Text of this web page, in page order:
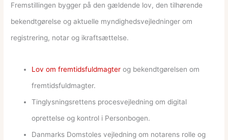
Fremstillingen bygger på den gældende lov, den tilhørende
bekendtgørelse og aktuelle myndighedsvejledninger om
registrering, notar og ikraftsættelse.
Lov om fremtidsfuldmagter og bekendtgørelsen om
fremtidsfuldmagter.
Tinglysningsrettens procesvejledning om digital
oprettelse og kontrol i Personbogen.
Danmarks Domstoles vejledning om notarens rolle og